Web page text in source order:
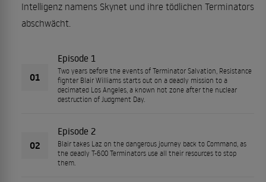
Intelligenz namens Skynet und ihre tödlichen Terminators
abschwächt.
01
Episode 1
Two years before the events of Terminator Salvation, Resistance
fighter Blair Williams starts out on a deadly mission to a
decimated Los Angeles, a known hot zone after the nuclear
destruction of Judgment Day.
02
Episode 2
Blair takes Laz on the dangerous journey back to Command, as
the deadly T-600 Terminators use all their resources to stop
them.